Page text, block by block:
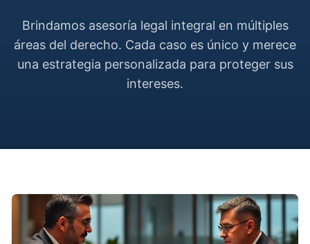
Brindamos asesoría legal integral en múltiples
áreas del derecho. Cada caso es único y merece
una estrategia personalizada para proteger sus
intereses.